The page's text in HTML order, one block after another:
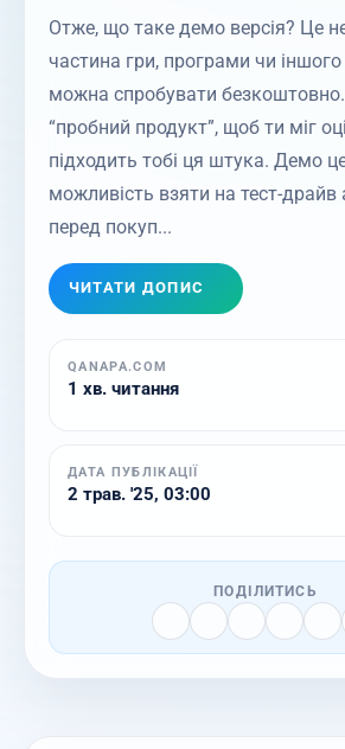
Отже, що таке демо версія? Це
частина гри, програми чи
можна спробувати безкоштовно.
“пробний продукт”, щоб ти міг
підходить тобі ця штука. Демо
можливість взяти на тест-драйв
перед покуп...
ЧИТАТИ ДОПИС
QANAPA.COM
1 хв. читання
ДАТА ПУБЛІКАЦІЇ
2 трав. '25, 03:00
ПОДІЛИТИСЬ